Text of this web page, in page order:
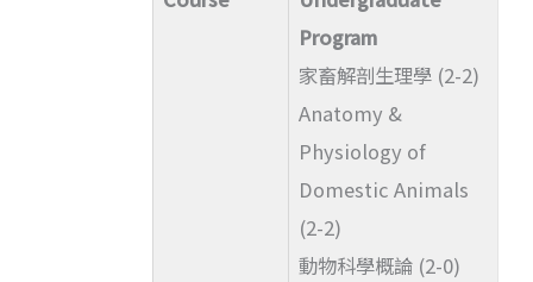
Program
家畜解剖生理學 (2-2)
Anatomy &
Physiology of
Domestic Animals
(2-2)
動物科學概論 (2-0)